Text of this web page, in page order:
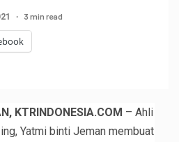
3 min read
KTRINDONESIA.COM – Ahli
Yatmi binti Jeman membuat